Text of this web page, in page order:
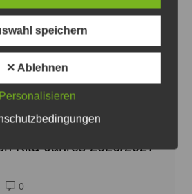
in Rethmar wird 2026/2027 noch
sie neu entschieden - Foto:
Kita-Jahres 2026/2027
0
speichern
✕ Ablehnen
Personalisieren